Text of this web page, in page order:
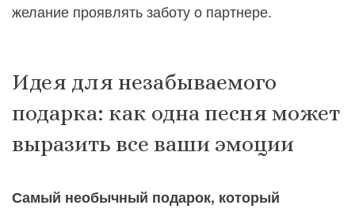
желание проявлять заботу о партнере.
Идея для незабываемого
подарка: как одна песня может
выразить все ваши эмоции
Самый необычный подарок, который